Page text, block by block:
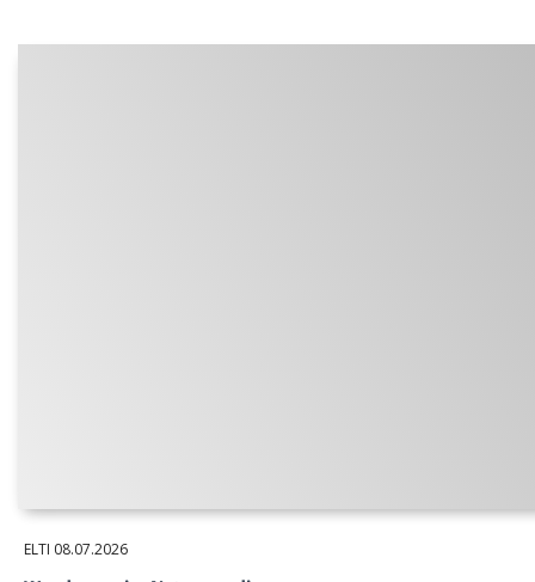
ELTI 08.07.2026